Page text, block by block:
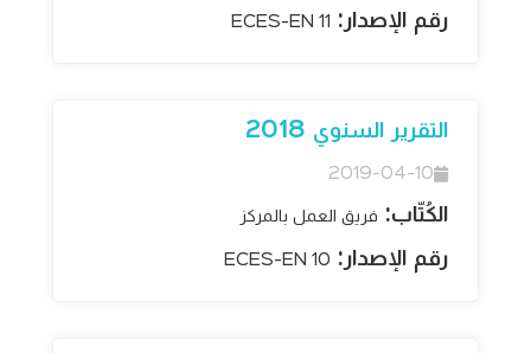
رقم الإصدار: ECES-EN 11
التقرير السنوي 2018
2019-04-10
الكُتّاب: فريق العمل بالمركز
رقم الإصدار: ECES-EN 10